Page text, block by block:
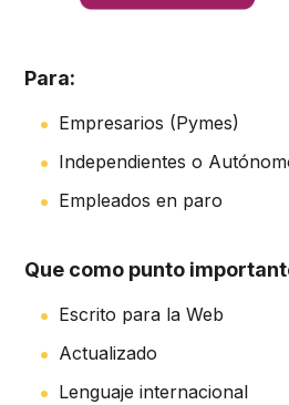
Para:
Empresarios (Pymes)
Independientes o
Empleados en paro
Que como punto
Escrito para la Web
Actualizado
Lenguaje internacional